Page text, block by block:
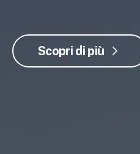
Scopri di più